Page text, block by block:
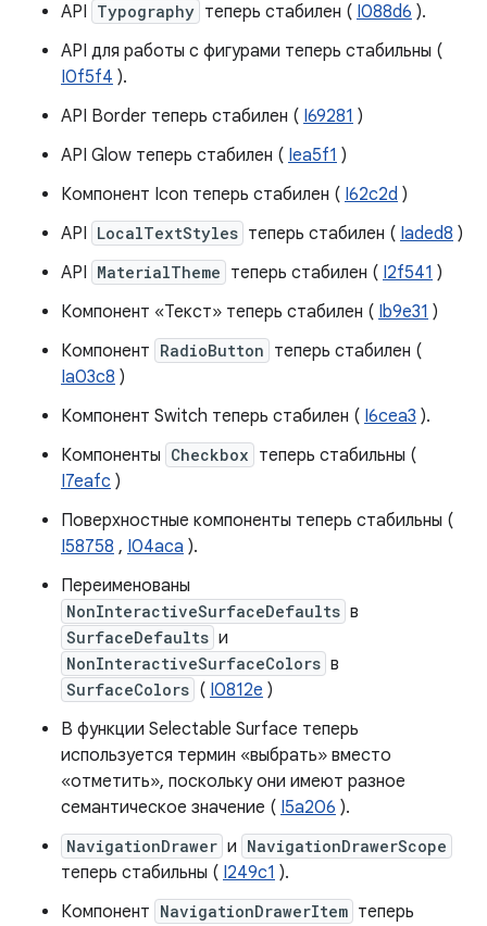
API Typography теперь стабилен ( I088d6 ).
API для работы с фигурами теперь стабильны (
I0f5f4 ).
API Border теперь стабилен ( I69281 )
API Glow теперь стабилен ( Iea5f1 )
Компонент Icon теперь стабилен ( I62c2d )
API LocalTextStyles теперь стабилен ( Iaded8 )
API MaterialTheme теперь стабилен ( I2f541 )
Компонент «Текст» теперь стабилен ( Ib9e31 )
Компонент RadioButton теперь стабилен (
Ia03c8 )
Компонент Switch теперь стабилен ( I6cea3 ).
Компоненты Checkbox теперь стабильны (
I7eafc )
Поверхностные компоненты теперь стабильны (
I58758 , I04aca ).
Переименованы
NonInteractiveSurfaceDefaults в
SurfaceDefaults и
NonInteractiveSurfaceColors в
SurfaceColors ( I0812e )
В функции Selectable Surface теперь
используется термин «выбрать» вместо
«отметить», поскольку они имеют разное
семантическое значение ( I5a206 ).
NavigationDrawer и NavigationDrawerScope
теперь стабильны ( I249c1 ).
Компонент NavigationDrawerItem теперь